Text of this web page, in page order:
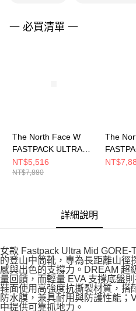
請求用戶進行身份認證。
５．嚴禁一人註冊多個帳號或使用他
一 必買清單 一
The North Face W
FASTPACK ULTRA
GORE-TEX 女 登山鞋
NF0A8D9YVMI
NT$5,516
NT$7,880
The
GORE-
詳細說明
女款 Fastpack Ultra Mid
的登山中筒靴，專為長距離山徑
感與出色的支撐力。DREAM 超
量回饋，而輕量 EVA 支撐底盤
鞋面使用高強度抗撕裂材質，搭
防水膜，兼具耐用與防護性能
中提供可靠抓地力。